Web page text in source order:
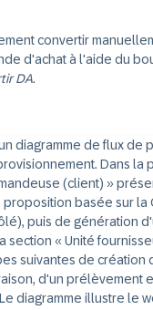
convertir
d'achat à l'aide du
DA.